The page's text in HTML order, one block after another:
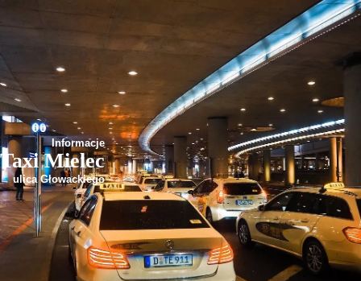
Informacje
Taxi Mielec
ulica Głowackiego